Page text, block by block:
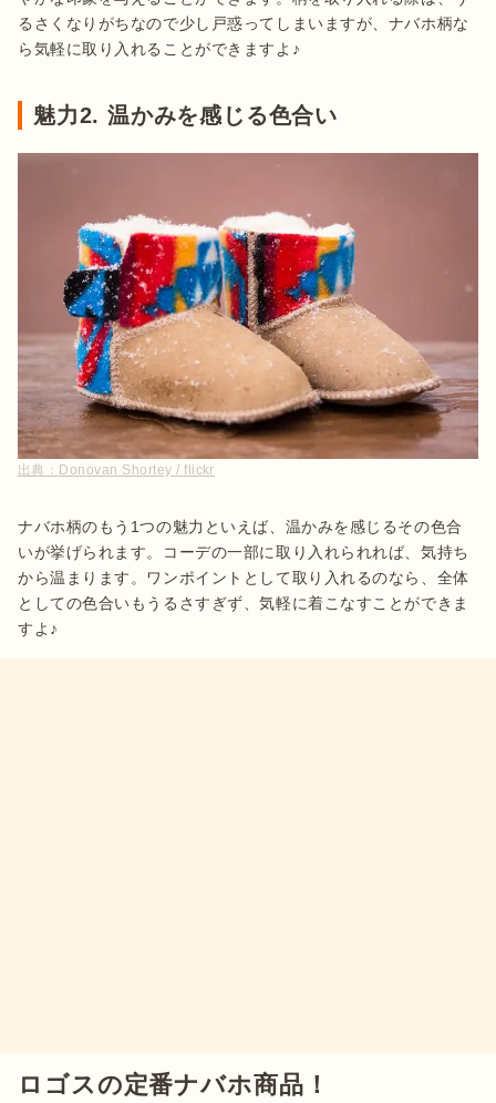
るさくなりがちなので少し戸惑ってしまいますが、ナバホ柄な
ら気軽に取り入れることができますよ♪
魅力2. 温かみを感じる色合い
出典： Donovan Shortey / flickr
ナバホ柄のもう1つの魅力といえば、温かみを感じるその色合
いが挙げられます。コーデの一部に取り入れられれば、気持ち
から温まります。ワンポイントとして取り入れるのなら、全体
としての色合いもうるさすぎず、気軽に着こなすことができま
すよ♪
ロゴスの定番ナバホ商品！